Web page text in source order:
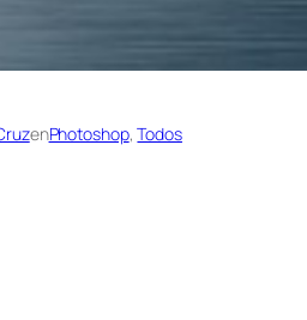
enPhotoshop, Todos